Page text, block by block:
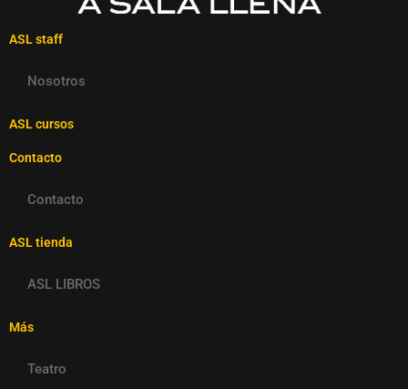
ASL staff
Nosotros
ASL cursos
Contacto
Contacto
ASL tienda
ASL LIBROS
Más
Teatro